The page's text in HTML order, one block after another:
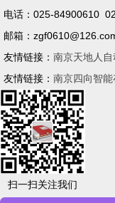
电话：025-84900610
邮箱：
友情链接： 南京天地人自
友情链接： 南京四向智
扫一扫关注我们